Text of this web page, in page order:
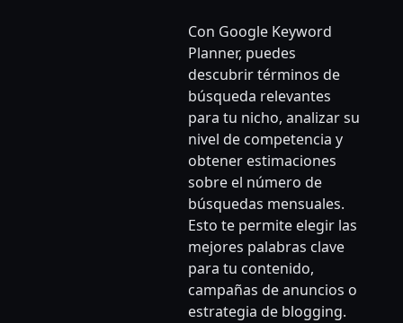
Con Google Keyword
Planner, puedes
descubrir términos de
búsqueda relevantes
para tu nicho, analizar su
nivel de competencia y
obtener estimaciones
sobre el número de
búsquedas mensuales.
Esto te permite elegir las
mejores palabras clave
para tu contenido,
campañas de anuncios o
estrategia de blogging.